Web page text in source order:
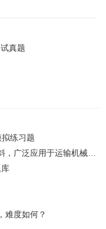
真题
练习题
泛应用于运输机械中。
难度如何？